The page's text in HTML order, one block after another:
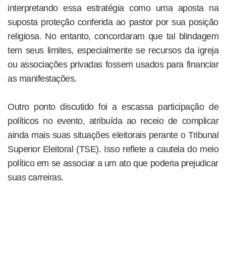
interpretando essa estratégia como uma aposta na
suposta proteção conferida ao pastor por sua posição
religiosa. No entanto, concordaram que tal blindagem
tem seus limites, especialmente se recursos da igreja
ou associações privadas fossem usados para financiar
as manifestações.
Outro ponto discutido foi a escassa participação de
políticos no evento, atribuída ao receio de complicar
ainda mais suas situações eleitorais perante o Tribunal
Superior Eleitoral (TSE). Isso reflete a cautela do meio
político em se associar a um ato que poderia prejudicar
suas carreiras.